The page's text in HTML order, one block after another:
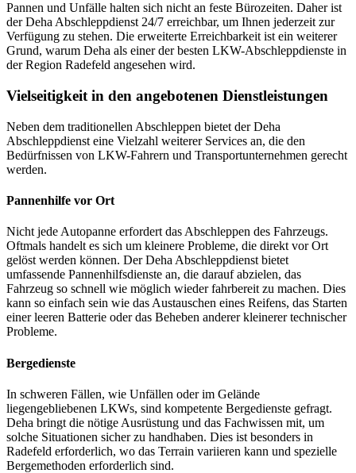
Pannen und Unfälle halten sich nicht an feste Bürozeiten. Daher ist
der Deha Abschleppdienst 24/7 erreichbar, um Ihnen jederzeit zur
Verfügung zu stehen. Die erweiterte Erreichbarkeit ist ein weiterer
Grund, warum Deha als einer der besten LKW-Abschleppdienste in
der Region Radefeld angesehen wird.
Vielseitigkeit in den angebotenen Dienstleistungen
Neben dem traditionellen Abschleppen bietet der Deha
Abschleppdienst eine Vielzahl weiterer Services an, die den
Bedürfnissen von LKW-Fahrern und Transportunternehmen gerecht
werden.
Pannenhilfe vor Ort
Nicht jede Autopanne erfordert das Abschleppen des Fahrzeugs.
Oftmals handelt es sich um kleinere Probleme, die direkt vor Ort
gelöst werden können. Der Deha Abschleppdienst bietet
umfassende Pannenhilfsdienste an, die darauf abzielen, das
Fahrzeug so schnell wie möglich wieder fahrbereit zu machen. Dies
kann so einfach sein wie das Austauschen eines Reifens, das Starten
einer leeren Batterie oder das Beheben anderer kleinerer technischer
Probleme.
Bergedienste
In schweren Fällen, wie Unfällen oder im Gelände
liegengebliebenen LKWs, sind kompetente Bergedienste gefragt.
Deha bringt die nötige Ausrüstung und das Fachwissen mit, um
solche Situationen sicher zu handhaben. Dies ist besonders in
Radefeld erforderlich, wo das Terrain variieren kann und spezielle
Bergemethoden erforderlich sind.